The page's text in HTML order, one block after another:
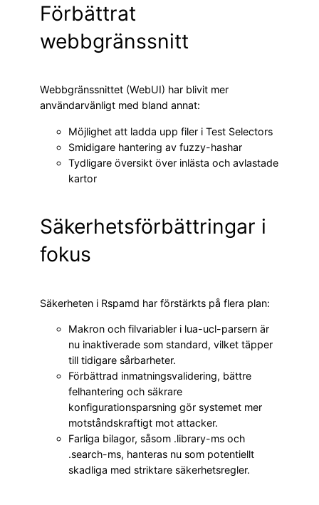
Förbättrat
webbgränssnitt
Webbgränssnittet (WebUI) har blivit mer
användarvänligt med bland annat:
Möjlighet att ladda upp filer i Test Selectors
Smidigare hantering av fuzzy-hashar
Tydligare översikt över inlästa och avlastade
kartor
Säkerhetsförbättringar i
fokus
Säkerheten i Rspamd har förstärkts på flera plan:
Makron och filvariabler i lua-ucl-parsern är
nu inaktiverade som standard, vilket täpper
till tidigare sårbarheter.
Förbättrad inmatningsvalidering, bättre
felhantering och säkrare
konfigurationsparsning gör systemet mer
motståndskraftigt mot attacker.
Farliga bilagor, såsom .library-ms och
.search-ms, hanteras nu som potentiellt
skadliga med striktare säkerhetsregler.